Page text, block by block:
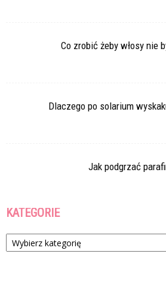
Co zrobić żeby włosy nie
Dlaczego po solarium
Jak podgrzać
KATEGORIE
Kategorie